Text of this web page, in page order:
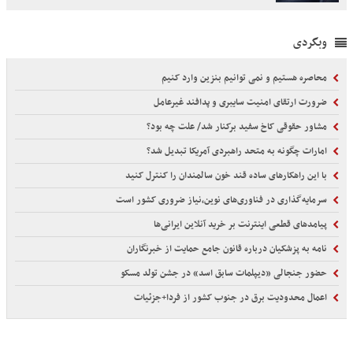
وبگردی
محاصره هستیم و نمی توانیم بنزین وارد کنیم
ضرورت ارتقای امنیت سایبری و پدافند غیرعامل
مشاور حقوقی کاخ سفید برکنار شد/ علت چه بود؟
امارات چگونه به متحد راهبردی آمریکا تبدیل شد؟
با این راهکارهای ساده قند خون سالمندان را کنترل کنید
سرمایه‌گذاری در فناوری‌های نوین،نیاز ضروری کشور است
پیامدهای قطعی اینترنت بر خرید آنلاین ایرانی‌ها
نامه به پزشکیان درباره قانون جامع حمایت از خبرنگاران
حضور جنجالی «دیپلمات سابق اسد» در جشن تولد مسکو
اعمال محدودیت برق در جنوب کشور از فردا+جزئیات